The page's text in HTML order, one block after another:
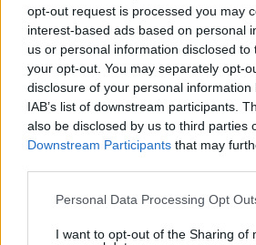
opt-out request is processed you may
interest-based ads based on personal
us or personal information disclosed
your opt-out. You may separately opt-
disclosure of your personal
IAB’s list of downstream participants.
also be disclosed by us to third parties
Downstream Participants that may
Please note that this website/app uses
not limited to your visit or usage
Personal Data Processing Opt
I want to opt-out of the Sharing of